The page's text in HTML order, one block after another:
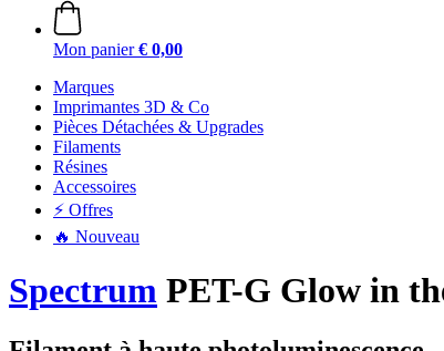
Mon panier € 0,00
Marques
Imprimantes 3D & Co
Pièces Détachées & Upgrades
Filaments
Résines
Accessoires
⚡ Offres
🔥 Nouveau
Spectrum PET-G Glow in